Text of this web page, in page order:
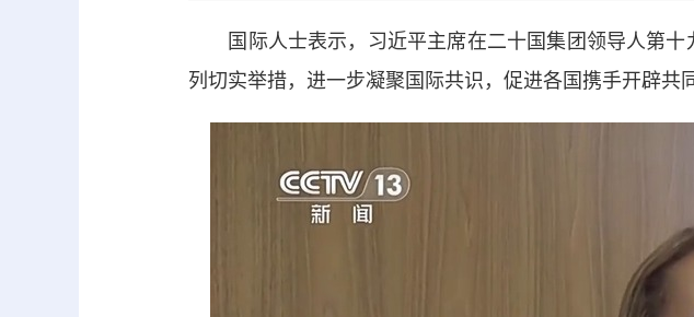
国际人士表示，习近平主席在二十国集团领导人第十
列切实举措，进一步凝聚国际共识，促进各国携手开辟共